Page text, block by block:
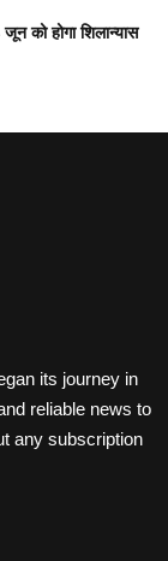
को होगा शिलान्यास
its journey in
reliable news to
any subscription